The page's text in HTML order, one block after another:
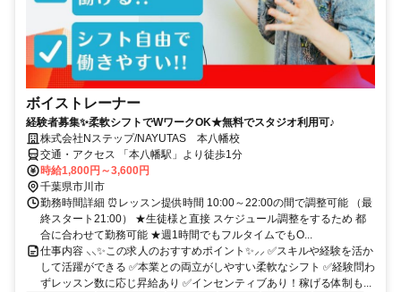
ボイストレーナー
経験者募集✨柔軟シフトでWワークOK★無料でスタジオ利用可♪
株式会社Nステップ/NAYUTAS 本八幡校
交通・アクセス 「本八幡駅」より徒歩1分
時給1,800円～3,600円
千葉県市川市
勤務時間詳細 ⏰レッスン提供時間 10:00～22:00の間で調整可能 （最
終スタート21:00） ★生徒様と直接 スケジュール調整をするため 都
合に合わせて勤務可能 ★週1時間でもフルタイムでもO...
仕事内容 ⸜⸜✨この求人のおすすめポイント✨⸝⸝ ✅スキルや経験を活か
して活躍ができる ✅本業との両立がしやすい柔軟なシフト ✅経験問わ
ずレッスン数に応じ昇給あり ✅インセンティブあり！稼げる体制も...